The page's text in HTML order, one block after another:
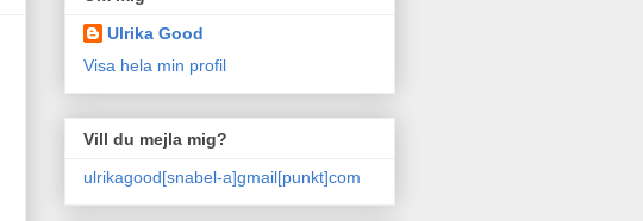
Ulrika Good
Visa hela min profil
Vill du mejla mig?
ulrikagood[snabel-a]gmail[punkt]com